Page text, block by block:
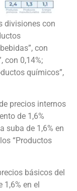
divisiones con
con
con 0,14%;
químicos”,
precios internos
de 1,6%
suba de 1,6% en
“Productos
básicos del
1,6% en el